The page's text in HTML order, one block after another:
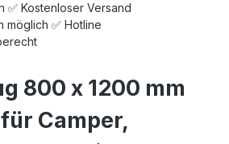
✅ Kostenloser Versand
möglich ✅ Hotline
800 x 1200 mm
Camper,